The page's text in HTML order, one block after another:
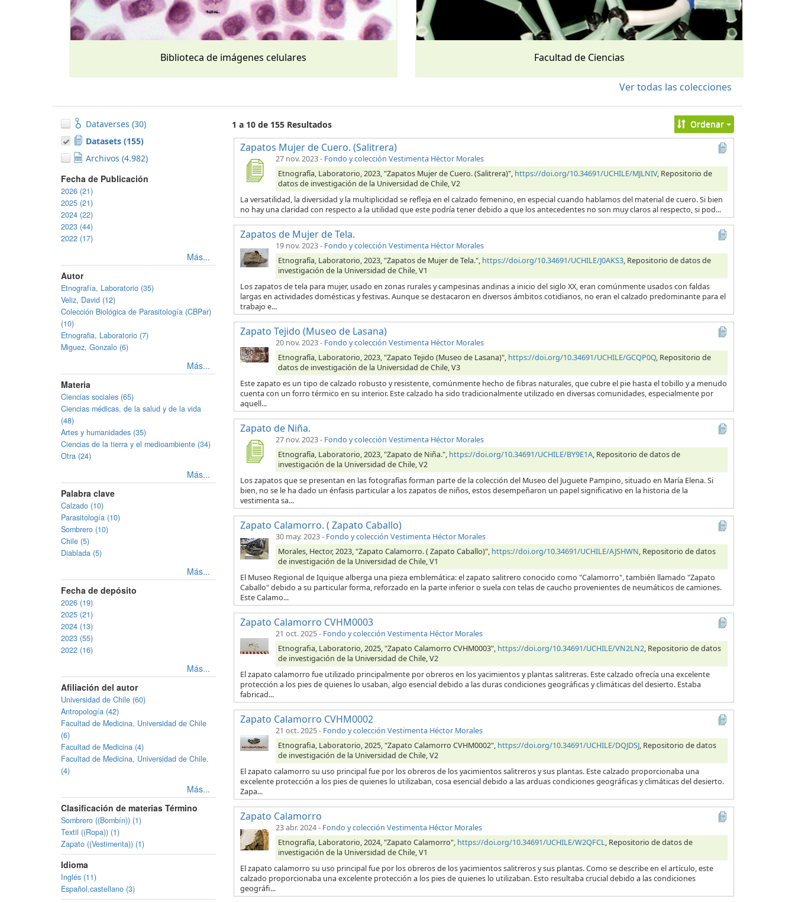
Biblioteca de imágenes celulares Facultad de Ciencias
Ver todas las colecciones
Dataverses (30)
Datasets (155)
Archivos (4.982)
Fecha de Publicación
2026 (21)
2025 (21)
2024 (22)
2023 (44)
2022 (17)
Más...
Autor
Etnografía, Laboratorio (35)
Veliz, David (12)
Colección Biológica de Parasitología (CBPar)
(10)
Etnografia, Laboratorio (7)
Miguez, Gonzalo (6)
Más...
Materia
Ciencias sociales (65)
Ciencias médicas, de la salud y de la vida
(48)
Artes y humanidades (35)
Ciencias de la tierra y el medioambiente (34)
Otra (24)
Más...
Palabra clave
Calzado (10)
Parasitología (10)
Sombrero (10)
Chile (5)
Diablada (5)
Más...
Fecha de depósito
2026 (19)
2025 (21)
2024 (13)
2023 (55)
2022 (16)
Más...
Afiliación del autor
Universidad de Chile (60)
Antropología (42)
Facultad de Medicina, Universidad de Chile
(6)
Facultad de Medicina (4)
Facultad de Medicina, Universidad de Chile.
(4)
Más...
Clasificación de materias Término
Sombrero ((Bombín)) (1)
Textil ((Ropa)) (1)
Zapato ((Vestimenta)) (1)
Idioma
Inglés (11)
Español,castellano (3)
1 a 10 de 155 Resultados Ordenar
Zapatos Mujer de Cuero. (Salitrera)
27 nov. 2023- Fondo y colección Vestimenta Héctor Morales
Etnografía, Laboratorio, 2023, "Zapatos Mujer de Cuero. (Salitrera)", https://doi.org/10.34691/UCHILE/MJLNIV, Repositorio de
datos de investigación de la Universidad de Chile, V2
La versatilidad, la diversidad y la multiplicidad se refleja en el calzado femenino, en especial cuando hablamos del material de cuero. Si bien
no hay una claridad con respecto a la utilidad que este podría tener debido a que los antecedentes no son muy claros al respecto, si pod...
Zapatos de Mujer de Tela.
19 nov. 2023- Fondo y colección Vestimenta Héctor Morales
Etnografía, Laboratorio, 2023, "Zapatos de Mujer de Tela.", https://doi.org/10.34691/UCHILE/J0AKS3, Repositorio de datos de
investigación de la Universidad de Chile, V1
Los zapatos de tela para mujer, usado en zonas rurales y campesinas andinas a inicio del siglo XX, eran comúnmente usados con faldas
largas en actividades domésticas y festivas. Aunque se destacaron en diversos ámbitos cotidianos, no eran el calzado predominante para el
trabajo e...
Zapato Tejido (Museo de Lasana)
20 nov. 2023- Fondo y colección Vestimenta Héctor Morales
Etnografía, Laboratorio, 2023, "Zapato Tejido (Museo de Lasana)", https://doi.org/10.34691/UCHILE/GCQP0Q, Repositorio de
datos de investigación de la Universidad de Chile, V3
Este zapato es un tipo de calzado robusto y resistente, comúnmente hecho de fibras naturales, que cubre el pie hasta el tobillo y a menudo
cuenta con un forro térmico en su interior. Este calzado ha sido tradicionalmente utilizado en diversas comunidades, especialmente por
aquell...
Zapato de Niña.
27 nov. 2023- Fondo y colección Vestimenta Héctor Morales
Etnografía, Laboratorio, 2023, "Zapato de Niña.", https://doi.org/10.34691/UCHILE/BY9E1A, Repositorio de datos de
investigación de la Universidad de Chile, V2
Los zapatos que se presentan en las fotografías forman parte de la colección del Museo del Juguete Pampino, situado en María Elena. Si
bien, no se le ha dado un énfasis particular a los zapatos de niños, estos desempeñaron un papel significativo en la historia de la
vestimenta sa...
Zapato Calamorro. ( Zapato Caballo)
30 may. 2023- Fondo y colección Vestimenta Héctor Morales
Morales, Hector, 2023, "Zapato Calamorro. ( Zapato Caballo)", https://doi.org/10.34691/UCHILE/AJSHWN, Repositorio de datos
de investigación de la Universidad de Chile, V1
El Museo Regional de Iquique alberga una pieza emblemática: el zapato salitrero conocido como "Calamorro", también llamado "Zapato
Caballo" debido a su particular forma, reforzado en la parte inferior o suela con telas de caucho provenientes de neumáticos de camiones.
Este Calamo...
Zapato Calamorro CVHM0003
21 oct. 2025- Fondo y colección Vestimenta Héctor Morales
Etnografia, Laboratorio, 2025, "Zapato Calamorro CVHM0003", https://doi.org/10.34691/UCHILE/VN2LN2, Repositorio de datos
de investigación de la Universidad de Chile, V2
El zapato calamorro fue utilizado principalmente por obreros en los yacimientos y plantas salitreras. Este calzado ofrecía una excelente
protección a los pies de quienes lo usaban, algo esencial debido a las duras condiciones geográficas y climáticas del desierto. Estaba
fabricad...
Zapato Calamorro CVHM0002
21 oct. 2025- Fondo y colección Vestimenta Héctor Morales
Etnografia, Laboratorio, 2025, "Zapato Calamorro CVHM0002", https://doi.org/10.34691/UCHILE/DQJDSJ, Repositorio de datos
de investigación de la Universidad de Chile, V2
El zapato calamorro su uso principal fue por los obreros de los yacimientos salitreros y sus plantas. Este calzado proporcionaba una
excelente protección a los pies de quienes lo utilizaban, cosa esencial debido a las arduas condiciones geográficas y climáticas del desierto.
Zapa...
Zapato Calamorro
23 abr. 2024- Fondo y colección Vestimenta Héctor Morales
Etnografía, Laboratorio, 2024, "Zapato Calamorro", https://doi.org/10.34691/UCHILE/W2QFCL, Repositorio de datos de
investigación de la Universidad de Chile, V1
El zapato calamorro su uso principal fue por los obreros de los yacimientos salitreros y sus plantas. Como se describe en el artículo, este
calzado proporcionaba una excelente protección a los pies de quienes lo utilizaban. Esto resultaba crucial debido a las condiciones
geográfi...